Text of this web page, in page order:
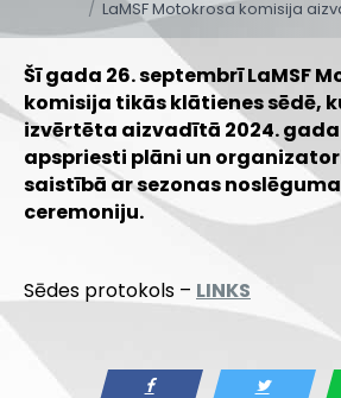
LaMSF Motokrosa komisija
Šī gada 26. septembrī LaMSF
komisija tikās klātienes sēdē,
izvērtēta aizvadītā 2024. gada
apspriesti plāni un
saistībā ar sezonas
ceremoniju.
Sēdes protokols – LINKS